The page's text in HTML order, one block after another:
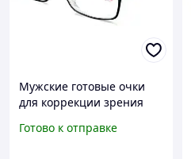
Мужские готовые очки
для коррекции зрения
пластиковая оправа
Готово к отправке